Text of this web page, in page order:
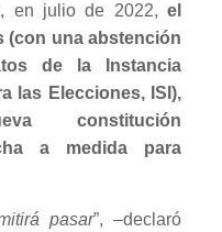
en julio de 2022,el
(con una abstención
de la Instancia
las Elecciones, ISI),
constitución
a medida para
pasar”, –declaró